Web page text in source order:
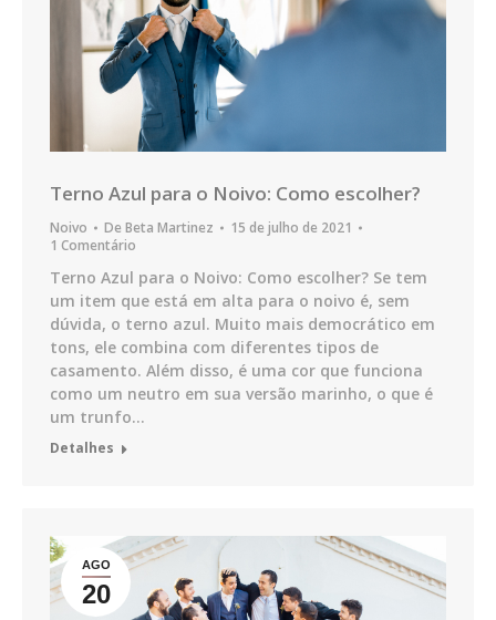
Terno Azul para o Noivo: Como escolher?
Noivo De Beta Martinez
15 de julho de 2021
1 Comentário
Terno Azul para o Noivo: Como escolher? Se tem
um item que está em alta para o noivo é, sem
dúvida, o terno azul. Muito mais democrático em
tons, ele combina com diferentes tipos de
casamento. Além disso, é uma cor que funciona
como um neutro em sua versão marinho, o que é
um trunfo…
Detalhes
AGO
20